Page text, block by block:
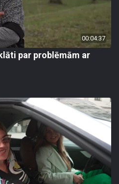
00:04:37
par problēmām ar